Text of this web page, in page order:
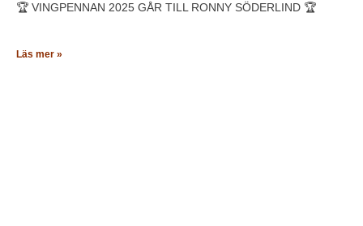
🏆 VINGPENNAN 2025 GÅR TILL RONNY SÖDERLIND 🏆
Läs mer »